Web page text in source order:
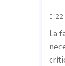
22
La